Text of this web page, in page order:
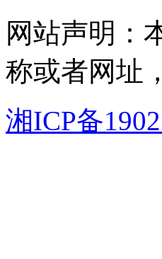
网站声明：
称或者网址
湘ICP备